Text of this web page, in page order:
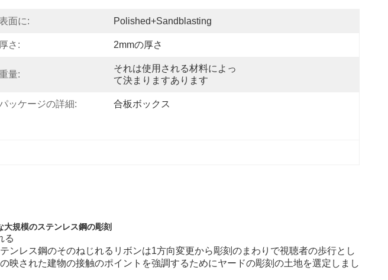
面に: Polished+Sandblasting
厚さ: 2mmの厚さ
量:
それは使用される材料によっ
て決まりますあります
ッケージの詳細: 合板ボックス
規模のステンレス鋼の彫刻
る
レス鋼のそのねじれるリボンは1方向変更から彫刻のまわりで視聴者の歩行とし
された建物の接触のポイントを強調するためにヤードの彫刻の土地を選定しまし